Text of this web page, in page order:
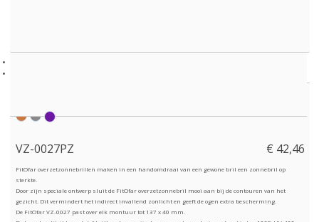
VZ-0027PZ € 42,46
FitOfar overzetzonnebrillen maken in een handomdraai van een gewone bril een zonnebril op
sterkte.
Door zijn speciale ontwerp sluit de FitOfar overzetzonnebril mooi aan bij de contouren van het
gezicht. Dit vermindert het indirect invallend zonlicht en geeft de ogen extra bescherming.
De FitOfar VZ-0027 past over elk montuur tot 137 x 40 mm.